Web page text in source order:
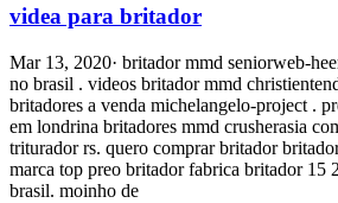
videa para britador
Mar 13, 2020· britador mmd seniorweb-
no brasil . videos britador mmd
britadores a venda michelangelo-project .
em londrina britadores mmd crusherasia
triturador rs. quero comprar britador
marca top preo britador fabrica britador 15
brasil. moinho de